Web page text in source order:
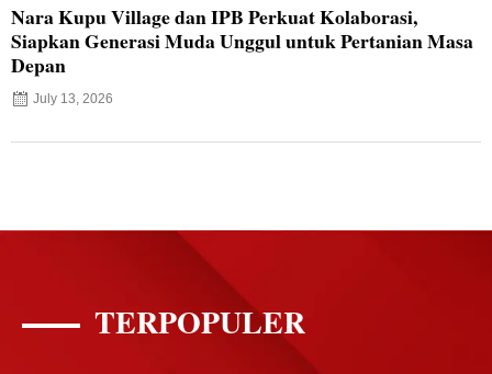
Nara Kupu Village dan IPB Perkuat Kolaborasi,
Siapkan Generasi Muda Unggul untuk Pertanian Masa
Depan
July 13, 2026
TERPOPULER